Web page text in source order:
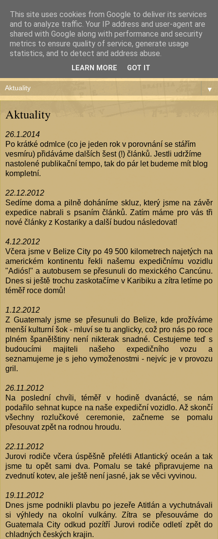
Čundr de América
▼
Aktuality
26.1.2014
Po krátké odmlce (co je jeden rok v porovnání se stářím
vesmíru) přidáváme dalších šest (!) článků. Jestli udržíme
nastolené publikační tempo, tak do pár let budeme mít blog
kompletní.
22.12.2012
Sedíme doma a pilně doháníme skluz, který jsme na závěr
expedice nabrali s psaním článků. Zatím máme pro vás tři
nové články z Kostariky a další budou následovat!
4.12.2012
Včera jsme v Belize City po 49 500 kilometrech najetých na
americkém kontinentu řekli našemu expedičnímu vozidlu
"Adiós!" a autobusem se přesunuli do mexického Cancúnu.
Dnes si ještě trochu zaskotačíme v Karibiku a zítra letíme po
téměř roce domů!
1.12.2012
Z Guatemaly jsme se přesunuli do Belize, kde prožíváme
menší kulturní šok - mluví se tu anglicky, což pro nás po roce
plném španělštiny není nikterak snadné. Cestujeme teď s
budoucími majiteli našeho expedičního vozu a
seznamujeme je s jeho vymoženostmi - nejvíc je v provozu
gril.
26.11.2012
Na poslední chvíli, téměř v hodině dvanácté, se nám
podařilo sehnat kupce na naše expediční vozidlo. Až skončí
všechny rozlučkové ceremonie, začneme se pomalu
přesouvat zpět na rodnou hroudu.
22.11.2012
Jurovi rodiče včera úspěšně přelétli Atlantický oceán a tak
jsme tu opět sami dva. Pomalu se také připravujeme na
zvednutí kotev, ale ještě není jasné, jak se věci vyvinou.
19.11.2012
Dnes jsme podnikli plavbu po jezeře Atitlán a vychutnávali
si výhledy na okolní vulkány. Zítra se přesouváme do
Guatemala City odkud pozítří Jurovi rodiče odletí zpět do
chladných českých krajin.
This site uses cookies from Google to deliver its services
and to analyze traffic. Your IP address and user-agent are
shared with Google along with performance and security
metrics to ensure quality of service, generate usage
statistics, and to detect and address abuse.
LEARN MORE GOT IT